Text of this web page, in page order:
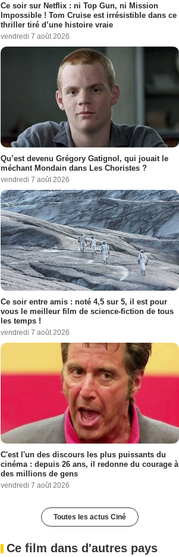
Ce soir sur Netflix : ni Top Gun, ni Mission
Impossible ! Tom Cruise est irrésistible dans ce
thriller tiré d’une histoire vraie
vendredi 7 août 2026
Qu’est devenu Grégory Gatignol, qui jouait le
méchant Mondain dans Les Choristes ?
vendredi 7 août 2026
Ce soir entre amis : noté 4,5 sur 5, il est pour
vous le meilleur film de science-fiction de tous
les temps !
vendredi 7 août 2026
C'est l'un des discours les plus puissants du
cinéma : depuis 26 ans, il redonne du courage à
des millions de gens
vendredi 7 août 2026
Toutes les actus Ciné
Ce film dans d'autres pays